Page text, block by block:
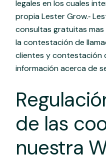
legales en los cuales
propia Lester Grow.‐
consultas gratuitas mas
la contestación de
clientes y contestación
información acerca de
de las
nuestra